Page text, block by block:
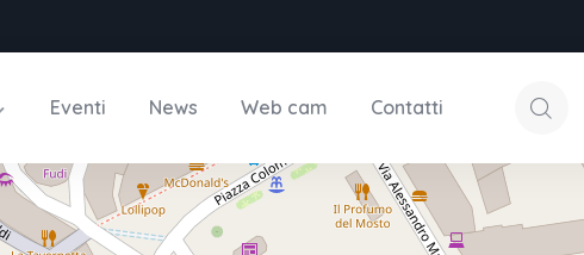
Eventi News Web cam Contatti